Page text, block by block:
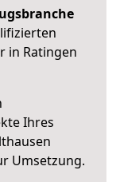
in Ratingen
Ihres
Umsetzung.